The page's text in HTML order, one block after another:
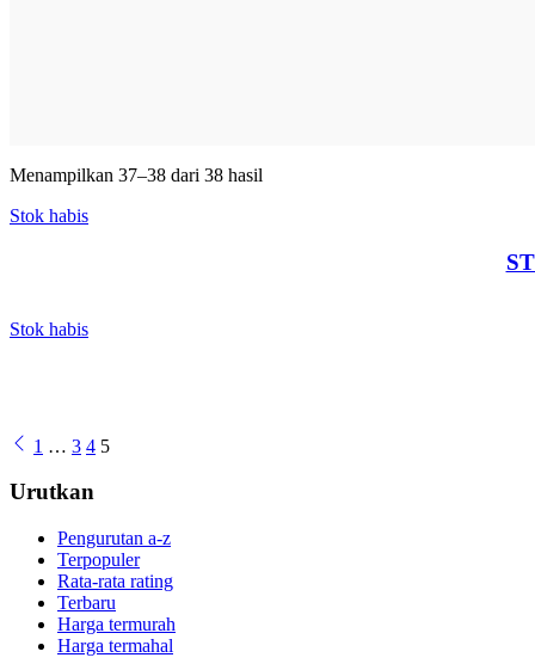
Menampilkan 37–38 dari 38 hasil
Stok habis
Stok habis
1 … 3 4 5
Urutkan
Pengurutan a-z
Terpopuler
Rata-rata rating
Terbaru
Harga termurah
Harga termahal